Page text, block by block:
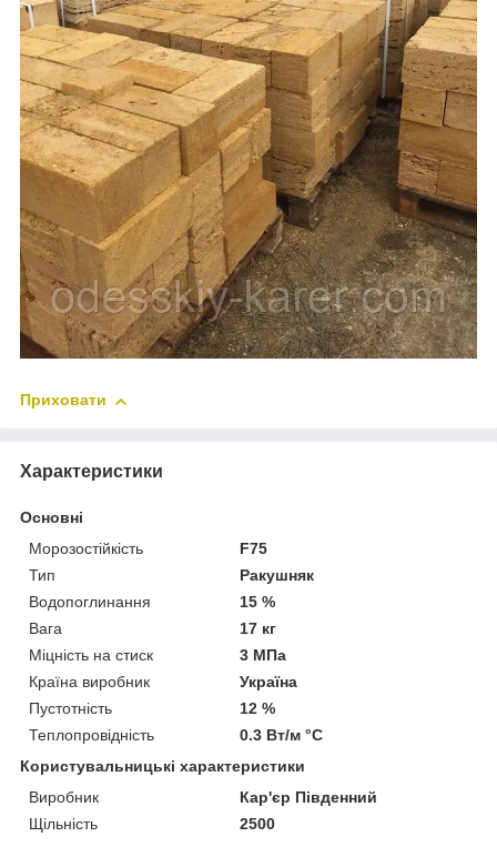
Приховати
Характеристики
Основні
Морозостійкість
F75
Тип
Ракушняк
Водопоглинання
15 %
Вага
17 кг
Міцність на стиск
3 МПа
Країна виробник
Україна
Пустотність
12 %
Теплопровідність
0.3 Вт/м °С
Користувальницькі характеристики
Виробник
Кар'єр Південний
Щільність
2500